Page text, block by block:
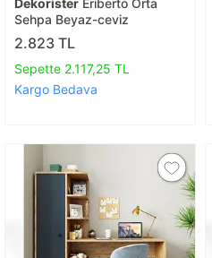
Sehpa Beyaz-ceviz
2.823 TL
Sepette 2.117,25 TL
Kargo Bedava